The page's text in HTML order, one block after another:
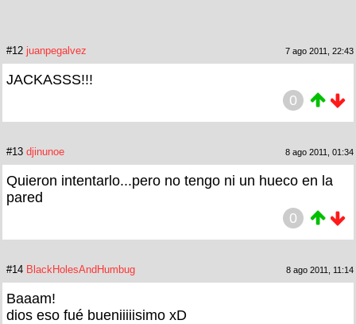
#12 juanpegalvez 7 ago 2011, 22:43
JACKASSS!!!
0
#13 djinunoe 8 ago 2011, 01:34
Quieron intentarlo...pero no tengo ni un hueco en la
pared
0
#14 BlackHolesAndHumbug 8 ago 2011, 11:14
Baaam!
dios eso fué bueniiiiisimo xD